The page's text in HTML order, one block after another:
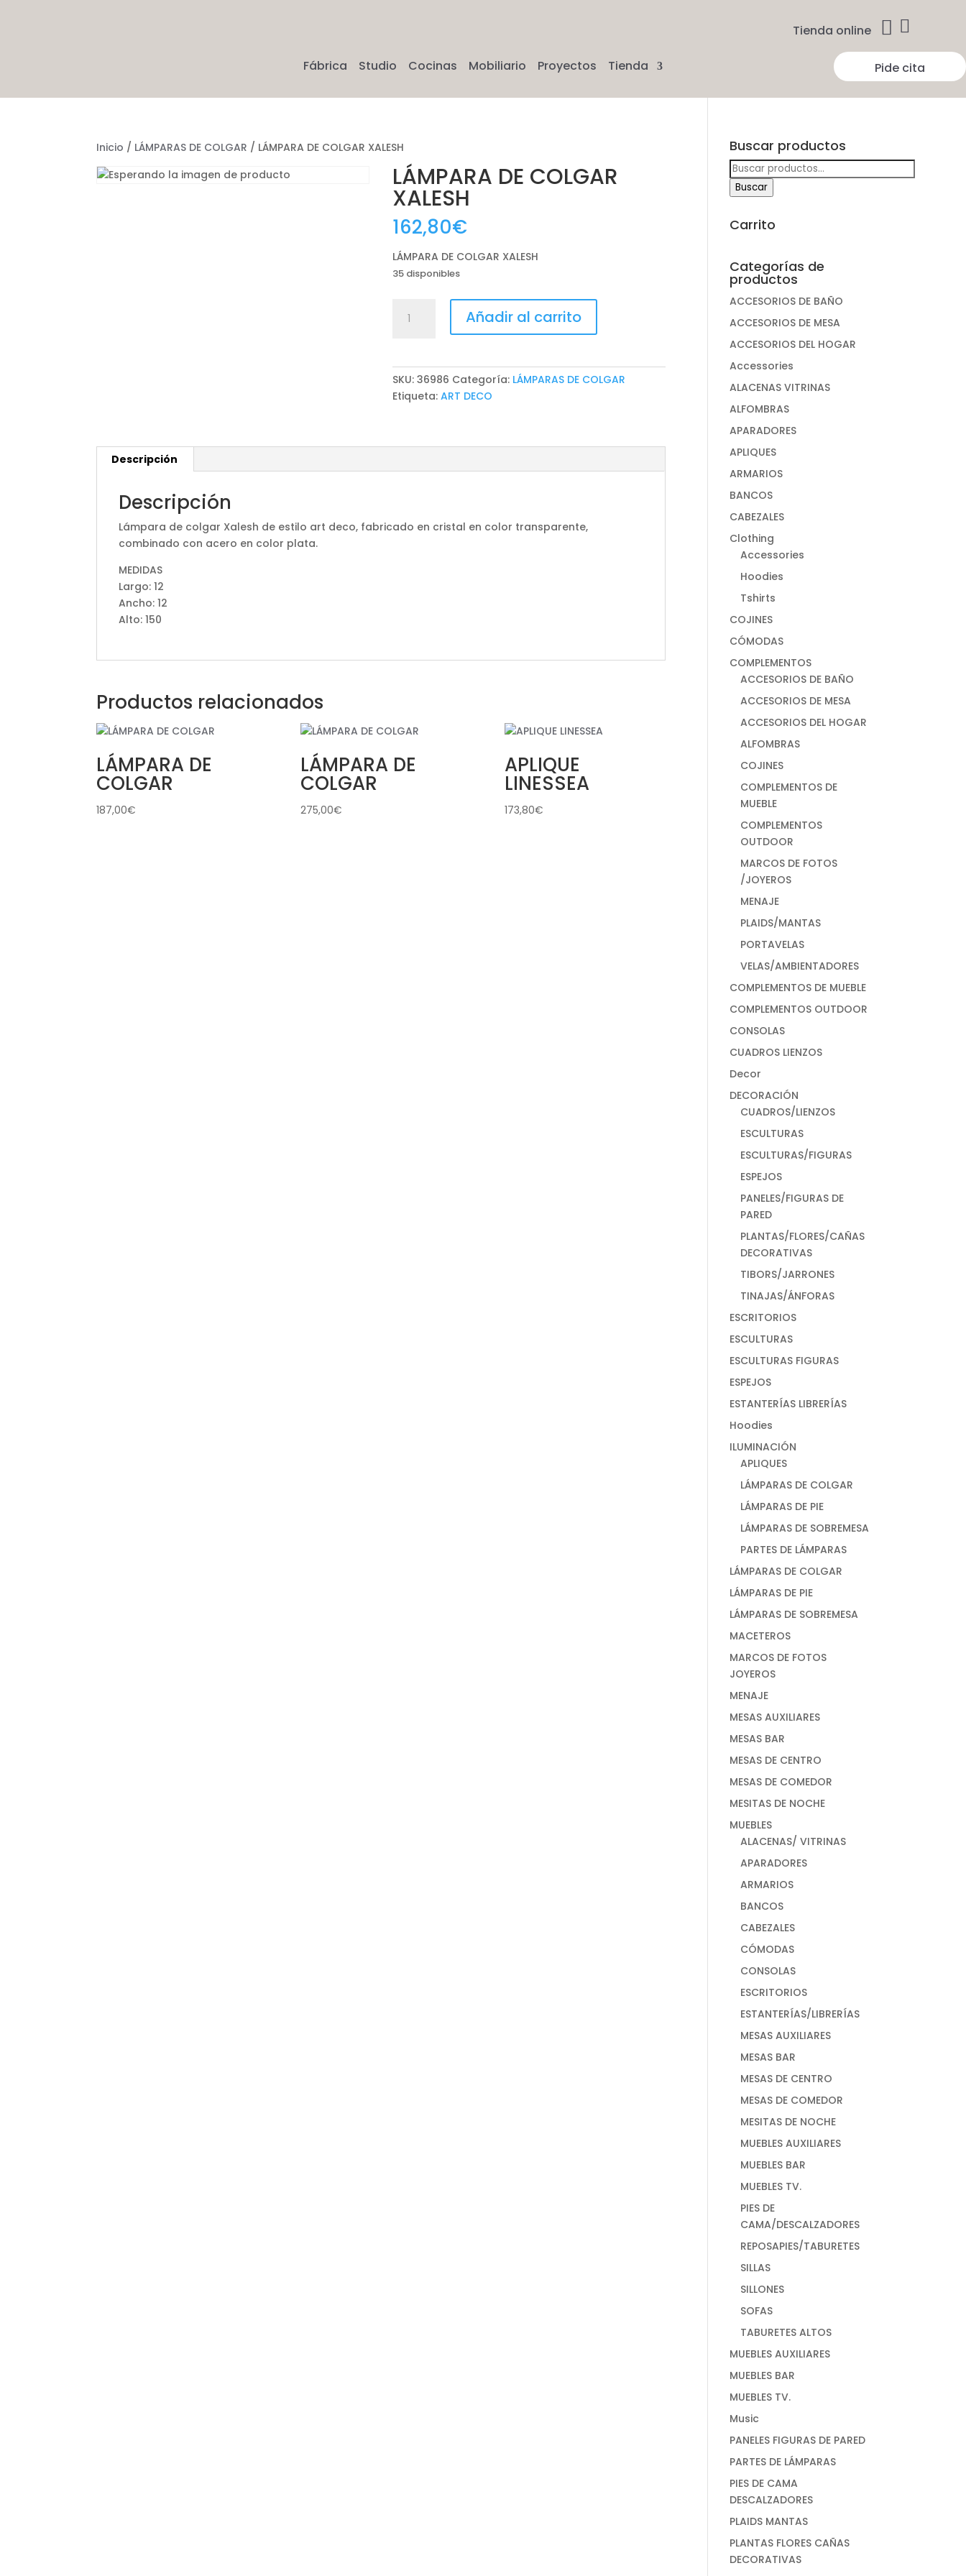
Tienda online  
Fábrica Studio Cocinas Mobiliario Proyectos Tienda Pide cita
Inicio / LÁMPARAS DE COLGAR / LÁMPARA DE COLGAR XALESH
LÁMPARA DE COLGAR
XALESH
162,80€
LÁMPARA DE COLGAR XALESH
35 disponibles
cantidad
Añadir al carrito
SKU:36986 Categoría: LÁMPARAS DE COLGAR
Etiqueta:ART DECO
Descripción
Descripción
Lámpara de colgar Xalesh de estilo art deco, fabricado en cristal en color transparente,
combinado con acero en color plata.
MEDIDAS
Largo: 12
Ancho: 12
Alto: 150
Productos relacionados
LÁMPARA DE
COLGAR
187,00€
LÁMPARA DE
COLGAR
275,00€
APLIQUE
LINESSEA
173,80€
Buscar productos
Buscar
por:
Buscar
Carrito
Categorías de
productos
ACCESORIOS DE BAÑO
ACCESORIOS DE MESA
ACCESORIOS DEL HOGAR
Accessories
ALACENAS VITRINAS
ALFOMBRAS
APARADORES
APLIQUES
ARMARIOS
BANCOS
CABEZALES
Clothing
Accessories
Hoodies
Tshirts
COJINES
CÓMODAS
COMPLEMENTOS
ACCESORIOS DE BAÑO
ACCESORIOS DE MESA
ACCESORIOS DEL HOGAR
ALFOMBRAS
COJINES
COMPLEMENTOS DE
MUEBLE
COMPLEMENTOS
OUTDOOR
MARCOS DE FOTOS
/JOYEROS
MENAJE
PLAIDS/MANTAS
PORTAVELAS
VELAS/AMBIENTADORES
COMPLEMENTOS DE MUEBLE
COMPLEMENTOS OUTDOOR
CONSOLAS
CUADROS LIENZOS
Decor
DECORACIÓN
CUADROS/LIENZOS
ESCULTURAS
ESCULTURAS/FIGURAS
ESPEJOS
PANELES/FIGURAS DE
PARED
PLANTAS/FLORES/CAÑAS
DECORATIVAS
TIBORS/JARRONES
TINAJAS/ÁNFORAS
ESCRITORIOS
ESCULTURAS
ESCULTURAS FIGURAS
ESPEJOS
ESTANTERÍAS LIBRERÍAS
Hoodies
ILUMINACIÓN
APLIQUES
LÁMPARAS DE COLGAR
LÁMPARAS DE PIE
LÁMPARAS DE SOBREMESA
PARTES DE LÁMPARAS
LÁMPARAS DE COLGAR
LÁMPARAS DE PIE
LÁMPARAS DE SOBREMESA
MACETEROS
MARCOS DE FOTOS
JOYEROS
MENAJE
MESAS AUXILIARES
MESAS BAR
MESAS DE CENTRO
MESAS DE COMEDOR
MESITAS DE NOCHE
MUEBLES
ALACENAS/ VITRINAS
APARADORES
ARMARIOS
BANCOS
CABEZALES
CÓMODAS
CONSOLAS
ESCRITORIOS
ESTANTERÍAS/LIBRERÍAS
MESAS AUXILIARES
MESAS BAR
MESAS DE CENTRO
MESAS DE COMEDOR
MESITAS DE NOCHE
MUEBLES AUXILIARES
MUEBLES BAR
MUEBLES TV.
PIES DE
CAMA/DESCALZADORES
REPOSAPIES/TABURETES
SILLAS
SILLONES
SOFAS
TABURETES ALTOS
MUEBLES AUXILIARES
MUEBLES BAR
MUEBLES TV.
Music
PANELES FIGURAS DE PARED
PARTES DE LÁMPARAS
PIES DE CAMA
DESCALZADORES
PLAIDS MANTAS
PLANTAS FLORES CAÑAS
DECORATIVAS